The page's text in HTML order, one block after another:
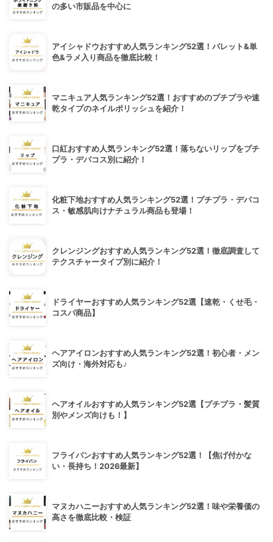
の多い市販品を中心に
アイシャドウおすすめ人気ランキング52選！パレット&単
色&ラメ入り商品を徹底比較！
マニキュア人気ランキング52選！おすすめのプチプラや速
乾タイプのネイルポリッシュを紹介！
口紅おすすめ人気ランキング52選！落ちないリップをプチ
プラ・デパコス別に紹介！
化粧下地おすすめ人気ランキング52選！プチプラ・デパコ
ス・敏感肌向けナチュラル商品も登場！
クレンジングおすすめ人気ランキング52選！徹底調査して
テクスチャータイプ別に紹介！
ドライヤーおすすめ人気ランキング52選【速乾・くせ毛・
コスパ商品】
ヘアアイロンおすすめ人気ランキング52選！初心者・メン
ズ向け・海外対応も♪
ヘアオイルおすすめ人気ランキング52選【プチプラ・髪質
別やメンズ向けも！】
フライパンおすすめ人気ランキング52選！【焦げ付かな
い・長持ち！2026最新】
マヌカハニーおすすめ人気ランキング52選！味や栄養価の
高さを徹底比較・検証